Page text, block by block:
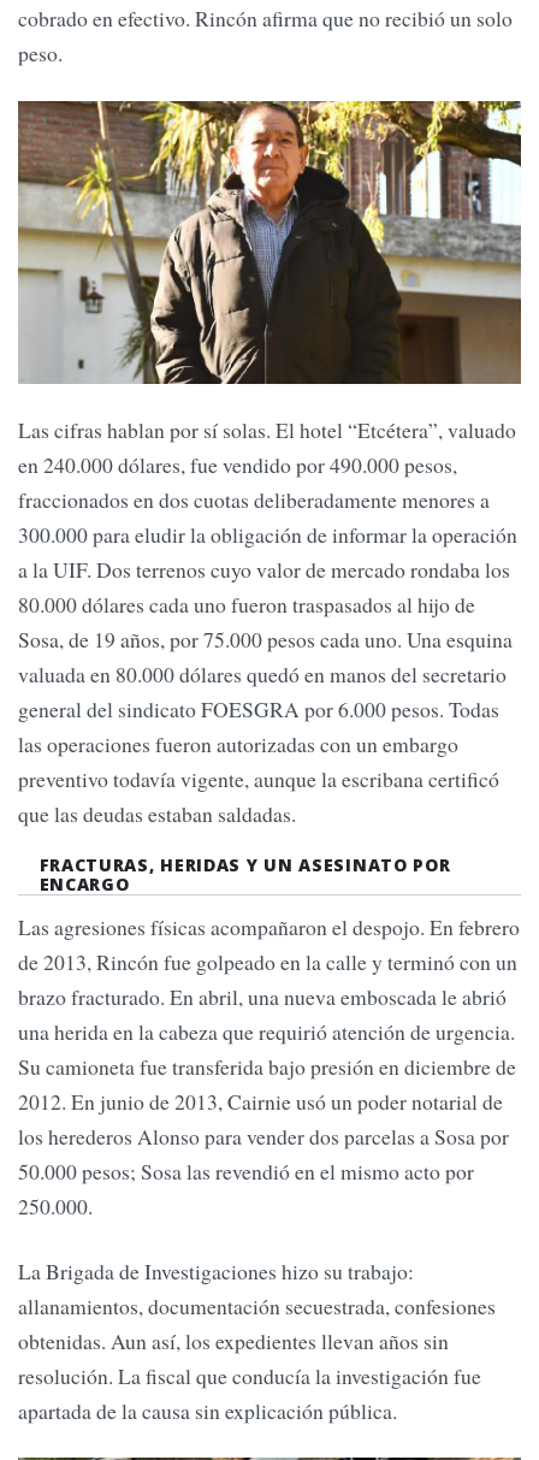
cobrado en efectivo. Rincón afirma que no recibió un solo
peso.
Las cifras hablan por sí solas. El hotel “Etcétera”, valuado
en 240.000 dólares, fue vendido por 490.000 pesos,
fraccionados en dos cuotas deliberadamente menores a
300.000 para eludir la obligación de informar la operación
a la UIF. Dos terrenos cuyo valor de mercado rondaba los
80.000 dólares cada uno fueron traspasados al hijo de
Sosa, de 19 años, por 75.000 pesos cada uno. Una esquina
valuada en 80.000 dólares quedó en manos del secretario
general del sindicato FOESGRA por 6.000 pesos. Todas
las operaciones fueron autorizadas con un embargo
preventivo todavía vigente, aunque la escribana certificó
que las deudas estaban saldadas.
FRACTURAS, HERIDAS Y UN ASESINATO POR
ENCARGO
Las agresiones físicas acompañaron el despojo. En febrero
de 2013, Rincón fue golpeado en la calle y terminó con un
brazo fracturado. En abril, una nueva emboscada le abrió
una herida en la cabeza que requirió atención de urgencia.
Su camioneta fue transferida bajo presión en diciembre de
2012. En junio de 2013, Cairnie usó un poder notarial de
los herederos Alonso para vender dos parcelas a Sosa por
50.000 pesos; Sosa las revendió en el mismo acto por
250.000.
La Brigada de Investigaciones hizo su trabajo:
allanamientos, documentación secuestrada, confesiones
obtenidas. Aun así, los expedientes llevan años sin
resolución. La fiscal que conducía la investigación fue
apartada de la causa sin explicación pública.